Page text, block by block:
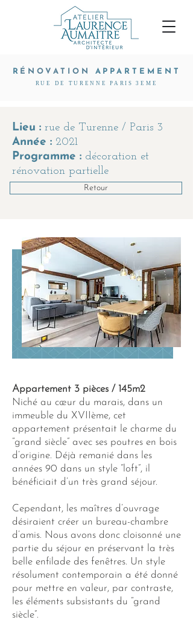
R ÉNOVATION APPARTEMENT
RUE DE TURENNE PARIS 3EME
Lieu : rue de Turenne / Paris 3
Année : 2021
Programme : décoration et
rénovation partielle
Retour
Appartement 3 pièces / 145m2
Niché au cœur du marais, dans un
immeuble du XVIIème, cet
appartement présentait le charme du
“grand siècle” avec ses poutres en bois
d’origine. Déjà remanié dans les
années 90 dans un style “loft”, il
bénéficiait d’un très grand séjour.
Cependant, les maîtres d’ouvrage
désiraient créer un bureau-chambre
d’amis. Nous avons donc cloisonné une
partie du séjour en préservant la très
belle enfilade des fenêtres. Un style
résolument contemporain a été donné
pour mettre en valeur, par contraste,
les éléments subsistants du “grand
siècle”.